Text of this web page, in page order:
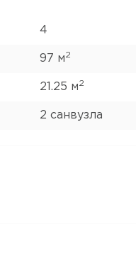
4
97 м2
21.25 м2
2 санвузла